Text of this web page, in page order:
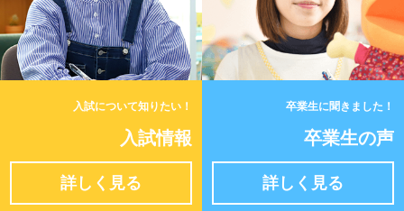
入試について知りたい！
入試情報
詳しく見る
卒業生に聞きました！
卒業生の声
詳しく見る